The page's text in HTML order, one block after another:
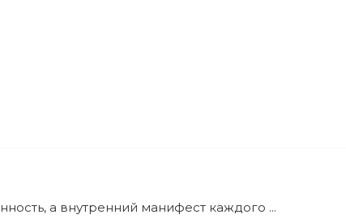
а внутренний манифест каждого ...